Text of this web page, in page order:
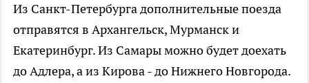
Из Санкт-Петербурга дополнительные поезда
отправятся в Архангельск, Мурманск и
Екатеринбург. Из Самары можно будет доехать
до Адлера, а из Кирова - до Нижнего Новгорода.